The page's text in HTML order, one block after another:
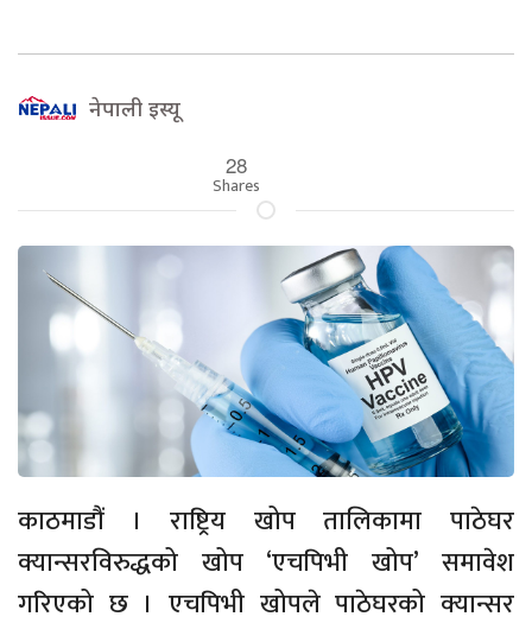
नेपाली इस्यू
28
Shares
काठमाडौं । राष्ट्रिय खोप तालिकामा पाठेघर
क्यान्सरविरुद्धको खोप ‘एचपिभी खोप’ समावेश
गरिएको छ । एचपिभी खोपले पाठेघरको क्यान्सर